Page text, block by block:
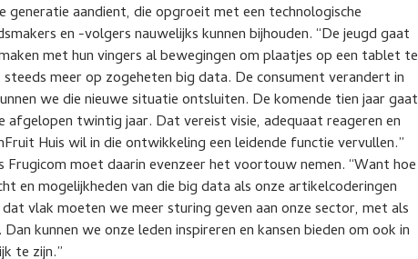
generatie aandient, die opgroeit met een technologische
en -volgers nauwelijks kunnen bijhouden. “De jeugd gaat
met hun vingers al bewegingen om plaatjes op een tablet te
meer op zogeheten big data. De consument verandert in
we die nieuwe situatie ontsluiten. De komende tien jaar gaat
afgelopen twintig jaar. Dat vereist visie, adequaat reageren en
Huis wil in die ontwikkeling een leidende functie vervullen.”
Frugicom moet daarin evenzeer het voortouw nemen. “Want hoe
en mogelijkheden van die big data als onze artikelcoderingen
vlak moeten we meer sturing geven aan onze sector, met als
kunnen we onze leden inspireren en kansen bieden om ook in
te zijn.”